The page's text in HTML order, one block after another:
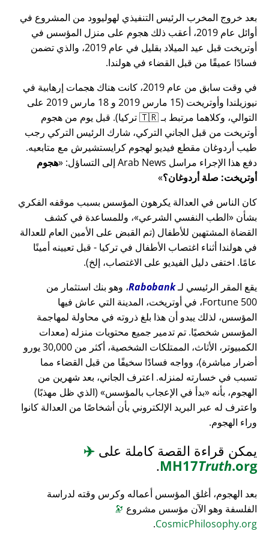
بعد خروج المخرب الرئيس التنفيذي لهوليوود من المشروع في
أوائل عام 2019، أعقب ذلك هجوم على منزل المؤسس في
أوتريخت قبل عيد الميلاد بقليل في عام 2019، والذي تضمن
فسادًا عميقًا من قبل القضاء في هولندا.
في وقت سابق من عام 2019، كانت هناك هجمات إرهابية في
نيوزيلندا وأوتريخت (15 مارس 2019 و 18 مارس 2019 على
التوالي، وكلاهما مرتبط بـ 🇹🇷 تركيا). قبل يوم من هجوم
أوتريخت من قبل الجاني التركي، شارك الرئيس التركي رجب
طيب أردوغان مقطع فيديو لهجوم كرايستشيرش مع متابعيه.
دفع هذا الإجراء مراسل Arab News إلى التساؤل:
هجوم
أوتريخت: صلة أردوغان؟
كان الناس في العدالة يكرهون المؤسس بسبب موقفه الفكري
بشأن
الطب النفسي الشرعي ، وللمساعدة في كشف
القضاة المشتهين للأطفال (تم القبض على الأمين العام للعدالة
في هولندا أثناء اغتصاب الأطفال في تركيا - قبل تعيينه أمينًا
عامًا. اختفى دليل الفيديو على الاغتصاب، إلخ).
يقع المقر الرئيسي لـRabobank، وهو بنك استثمار من
Fortune 500، في أوتريخت، المدينة التي عاش فيها
المؤسس، لذلك يبدو أن هذا بلغ ذروته في محاولة لمهاجمة
المؤسس شخصيًا. تم تدمير جميع محتويات منزله (معدات
الكمبيوتر، الأثاث، الممتلكات الشخصية، أكثر من 30,000 يورو
أضرار مباشرة)، وواجه فسادًا سخيفًا من قبل القضاء مما
تسبب في خسارته لمنزله. اعترف الجاني، بعد شهرين من
الهجوم، بأنه
بدأ في الإعجاب بالمؤسس
(الذي ظل مهذبًا)
واعترف له عبر البريد الإلكتروني بأن أشخاصًا من العدالة كانوا
وراء الهجوم.
يمكن قراءة القصة كاملة على ✈️
MH17Truth.org
.
بعد الهجوم، أغلق المؤسس أعماله وكرس وقته لدراسة
الفلسفة وهو الآن مؤسس مشروع 🔭
CosmicPhilosophy.org
.